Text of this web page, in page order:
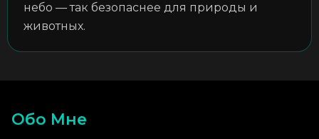
небо — так безопаснее для природы и
животных.
Обо Мне